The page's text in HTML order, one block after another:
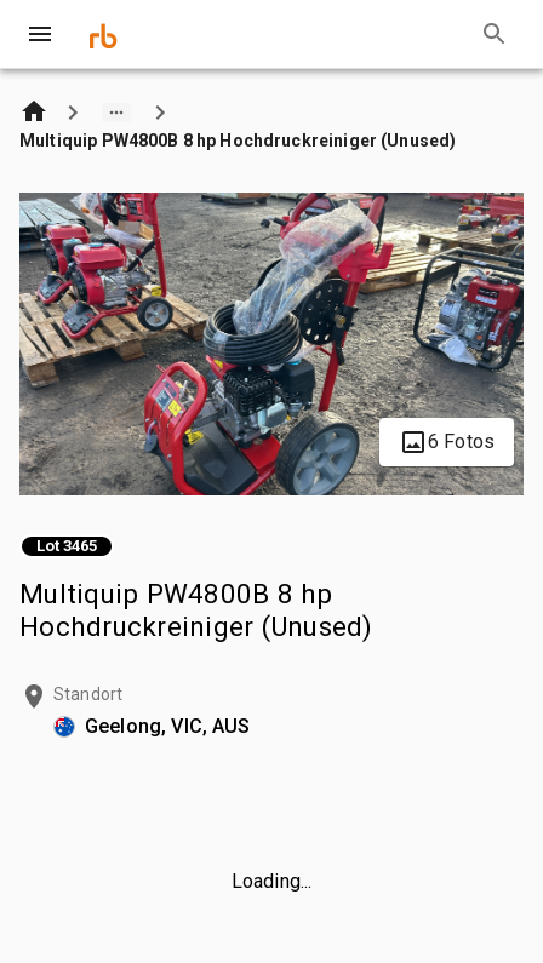
Multiquip PW4800B 8 hp Hochdruckreiniger (Unused)
6 Fotos
Lot 3465
Multiquip PW4800B 8 hp
Hochdruckreiniger (Unused)
Standort
Geelong, VIC, AUS
Loading...